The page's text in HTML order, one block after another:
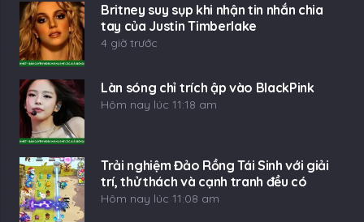
Britney suy sụp khi nhận tin nhắn chia
tay của Justin Timberlake
4 giờ trước
Làn sóng chỉ trích ập vào BlackPink
Hôm nay lúc 11:18 am
Trải nghiệm Đảo Rồng Tái Sinh với giải
trí, thử thách và cạnh tranh đều có
Hôm nay lúc 11:08 am